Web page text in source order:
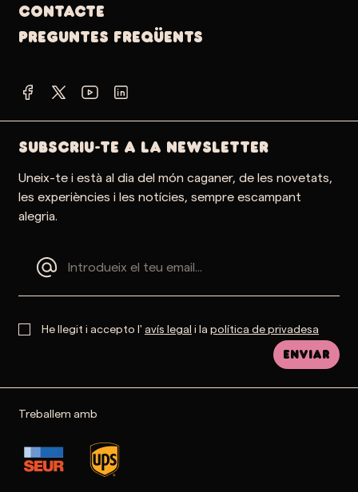
Contacte
PREGUNTES FREQÜENTS
SUBSCRIU-TE A LA NEWSLETTER
Uneix-te i està al dia del món caganer, de les novetats,
les experiències i les notícies, sempre escampant
alegria.
He llegit i accepto l' avís legal i la política de privadesa
Enviar
Treballem amb